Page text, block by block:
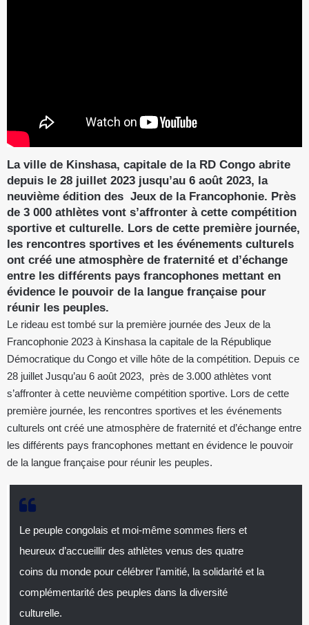
La ville de Kinshasa, capitale de la RD Congo abrite
depuis le 28 juillet 2023 jusqu’au 6 août 2023, la
neuvième édition des Jeux de la Francophonie. Près
de 3 000 athlètes vont s’affronter à cette compétition
sportive et culturelle. Lors de cette première journée,
les rencontres sportives et les événements culturels
ont créé une atmosphère de fraternité et d’échange
entre les différents pays francophones mettant en
évidence le pouvoir de la langue française pour
réunir les peuples.
Le rideau est tombé sur la première journée des Jeux de la
Francophonie 2023 à Kinshasa la capitale de la République
Démocratique du Congo et ville hôte de la compétition. Depuis ce
28 juillet Jusqu’au 6 août 2023, près de 3.000 athlètes vont
s’affronter à cette neuvième compétition sportive. Lors de cette
première journée, les rencontres sportives et les événements
culturels ont créé une atmosphère de fraternité et d’échange entre
les différents pays francophones mettant en évidence le pouvoir
de la langue française pour réunir les peuples.
Le peuple congolais et moi-même sommes fiers et
heureux d’accueillir des athlètes venus des quatre
coins du monde pour célébrer l’amitié, la solidarité et la
complémentarité des peuples dans la diversité
culturelle.